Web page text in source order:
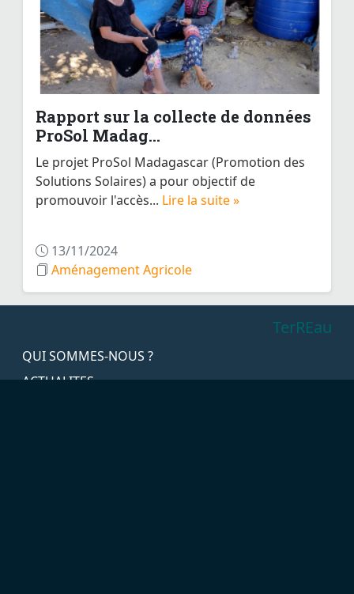
Rapport sur la collecte de données
ProSol Madag...
Le projet ProSol Madagascar (Promotion des
Solutions Solaires) a pour objectif de
promouvoir l'accès... Lire la suite »
13/11/2024
Aménagement Agricole
TerREau
QUI SOMMES-NOUS ?
ACTUALITES